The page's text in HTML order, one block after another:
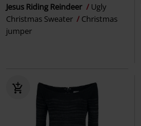
Jesus Riding Reindeer
Ugly
Christmas Sweater
Christmas
jumper